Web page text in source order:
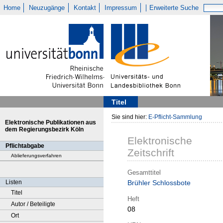
Home Neuzugänge Kontakt Impressum Erweiterte Suche
Titel
Elektronische Publikationen aus
dem Regierungsbezirk Köln
Pflichtabgabe
Ablieferungsverfahren
Listen
Titel
Autor / Beteiligte
Ort
Sie sind hier: E-Pflicht-Sammlung
Elektronische
Zeitschrift
Gesamttitel
Brühler Schlossbote
Heft
08